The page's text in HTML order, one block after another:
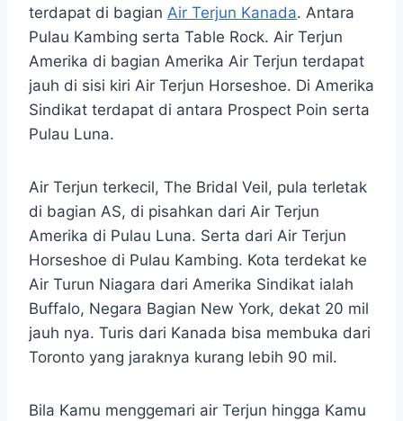
terdapat di bagian Air Terjun Kanada. Antara
Pulau Kambing serta Table Rock. Air Terjun
Amerika di bagian Amerika Air Terjun terdapat
jauh di sisi kiri Air Terjun Horseshoe. Di Amerika
Sindikat terdapat di antara Prospect Poin serta
Pulau Luna.
Air Terjun terkecil, The Bridal Veil, pula terletak
di bagian AS, di pisahkan dari Air Terjun
Amerika di Pulau Luna. Serta dari Air Terjun
Horseshoe di Pulau Kambing. Kota terdekat ke
Air Turun Niagara dari Amerika Sindikat ialah
Buffalo, Negara Bagian New York, dekat 20 mil
jauh nya. Turis dari Kanada bisa membuka dari
Toronto yang jaraknya kurang lebih 90 mil.
Bila Kamu menggemari air Terjun hingga Kamu